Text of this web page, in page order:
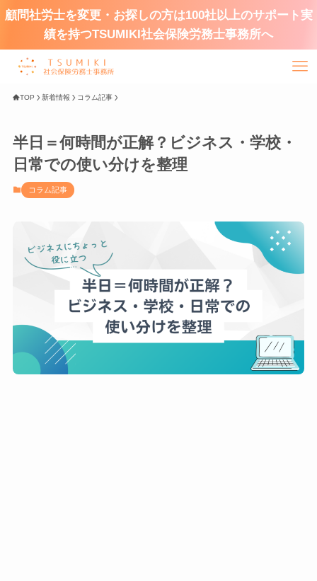
顧問社労士を変更・お探しの方は100社以上のサポート実
績を持つTSUMIKI社会保険労務士事務所へ
TOP 新着情報 コラム記事
半日＝何時間が正解？ビジネス・学校・
日常での使い分けを整理
コラム記事